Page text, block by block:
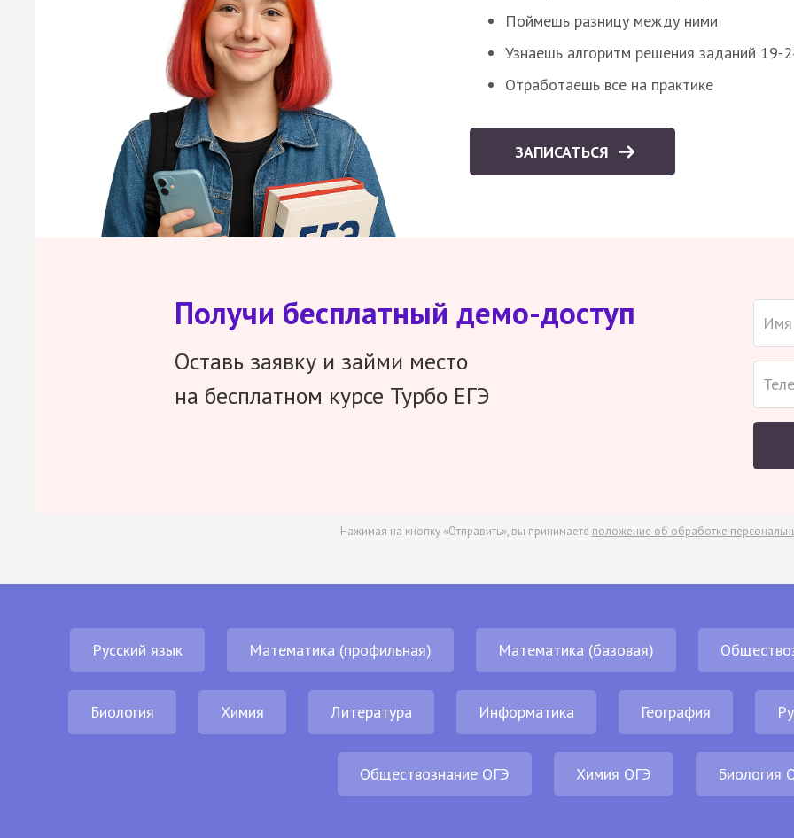
Поймешь разницу между ними
Узнаешь алгоритм решения заданий 19-
Отработаешь все на практике
ЗАПИСАТЬСЯ
Получи бесплатный демо-доступ
Оставь заявку и займи место
на бесплатном курсе Турбо ЕГЭ
Нажимая на кнопку «Отправить», вы принимаете положение об обработке
Русский язык Математика (профильная) Математика (базовая)
Биология Химия Литература Информатика География
Обществознание ОГЭ Химия ОГЭ Биология